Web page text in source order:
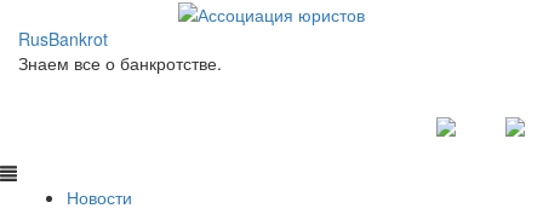
RusBankrot
Знаем все о банкротстве.
Новости